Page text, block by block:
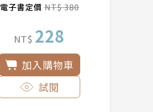
電子書定價NT$ 380
NT$ 228
加入購物車
試閱